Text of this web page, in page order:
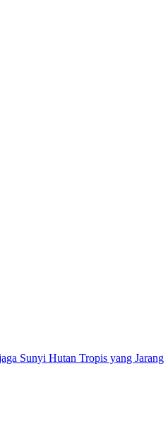
Sunyi Hutan Tropis yang Jarang